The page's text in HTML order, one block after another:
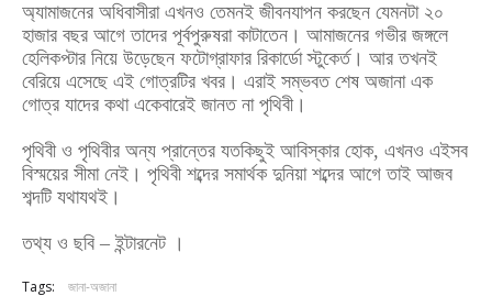
অ্যামাজনের অধিবাসীরা এখনও তেমনই জীবনযাপন করছেন যেমনটা ২০
হাজার বছর আগে তাদের পূর্বপুরুষরা কাটাতেন। আমাজনের গভীর জঙ্গলে
হেলিকপ্টার নিয়ে উড়েছেন ফটোগ্রাফার রিকার্ডো স্টুকের্ত। আর তখনই
বেরিয়ে এসেছে এই গোত্রটির খবর। এরাই সম্ভবত শেষ অজানা এক
গোত্র যাদের কথা একেবারেই জানত না পৃথিবী।
পৃথিবী ও পৃথিবীর অন্য প্রান্তের যতকিছুই আবিস্কার হোক, এখনও এইসব
বিস্ময়ের সীমা নেই। পৃথিবী শব্দের সমার্থক দুনিয়া শব্দের আগে তাই আজব
শব্দটি যথাযথই।
তথ্য ও ছবি – ইন্টারনেট ।
Tags: জানা-অজানা